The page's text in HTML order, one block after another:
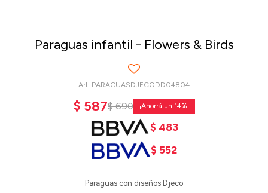
Paraguas infantil - Flowers & Birds
PARAGUASDJECODD04804
$ 587$ 690 14
$ 483
$ 552
Paraguas con diseños Djeco